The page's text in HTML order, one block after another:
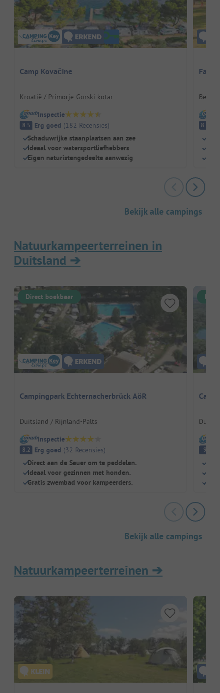
Camp Kovačine
Kroatië / Primorje-Gorski kotar
Inspectie
8.5 Erg goed (182 Recensies)
Schaduwrijke staanplaatsen aan zee
Ideaal voor watersportliefhebbers
Eigen naturistengedeelte aanwezig
België
8.4
Bekijk alle campings
Natuurkampeerterreinen in
Duitsland ➔
Direct boekbaar
Campingpark Echternacherbrück AöR
Duitsland / Rijnland-Palts
Inspectie
8.2 Erg goed (32 Recensies)
Direct aan de Sauer om te peddelen.
Ideaal voor gezinnen met honden.
Gratis zwembad voor kampeerders.
9
Bekijk alle campings
Natuurkampeerterreinen ➔